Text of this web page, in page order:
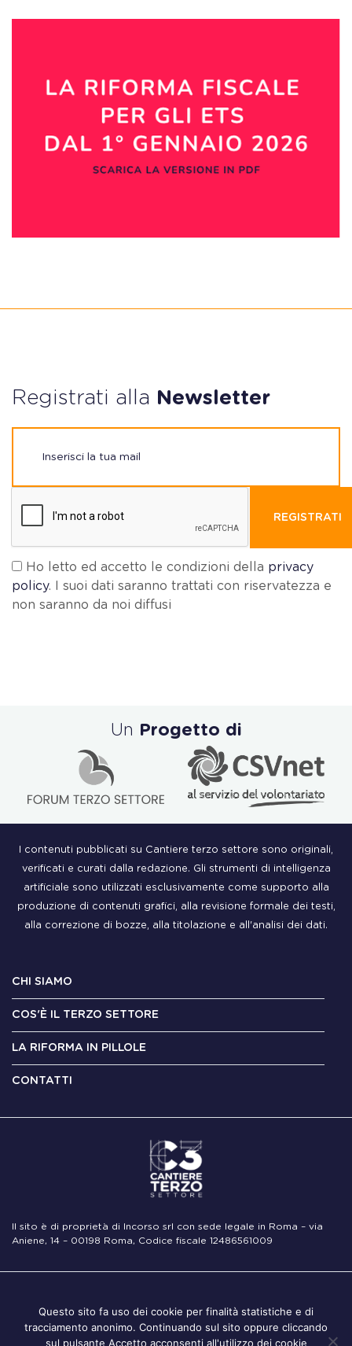
Registrati alla Newsletter
REGISTRATI
Ho letto ed accetto le condizioni della privacy
policy. I suoi dati saranno trattati con riservatezza e
non saranno da noi diffusi
Un Progetto di
I contenuti pubblicati su Cantiere terzo settore sono originali,
verificati e curati dalla redazione. Gli strumenti di intelligenza
artificiale sono utilizzati esclusivamente come supporto alla
produzione di contenuti grafici, alla revisione formale dei testi,
alla correzione di bozze, alla titolazione e all'analisi dei dati.
CHI SIAMO
COS'È IL TERZO SETTORE
LA RIFORMA IN PILLOLE
CONTATTI
Il sito è di proprietà di Incorso srl con sede legale in Roma – via
Aniene, 14 – 00198 Roma, Codice fiscale 12486561009
Questo sito fa uso dei cookie per finalità statistiche e di
tracciamento anonimo. Continuando sul sito oppure cliccando
sul pulsante Accetto acconsenti all'utilizzo dei cookie